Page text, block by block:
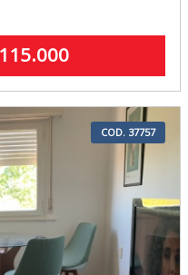
COD. 37757